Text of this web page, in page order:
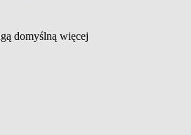
domyślną więcej